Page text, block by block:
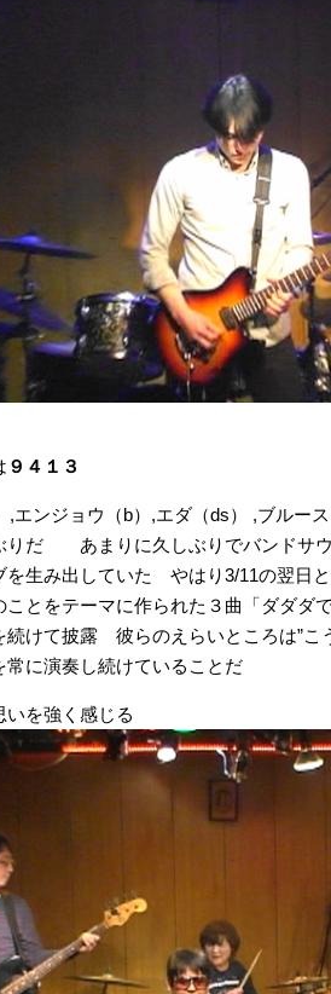
９４１３
,エンジョウ（b）,エダ（ds） ,ブルー
りだ あまりに久しぶりでバンドサ
を生み出していた やはり3/11の翌日
とをテーマに作られた３曲「ダダダ
続けて披露 彼らのえらいところは”こ
常に演奏し続けていることだ
いを強く感じる